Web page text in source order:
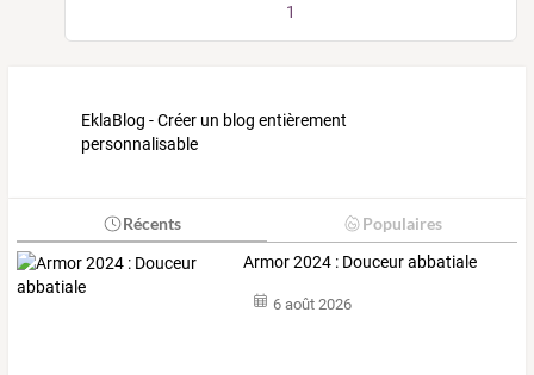
1
EklaBlog - Créer un blog entièrement
personnalisable
Récents Populaires
Armor 2024 : Douceur abbatiale
6 août 2026